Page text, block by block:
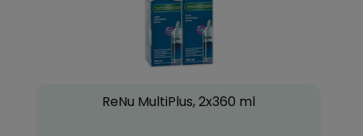
ReNu MultiPlus, 2x360 ml